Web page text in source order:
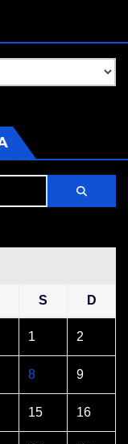
S D
1 2
8 9
15 16